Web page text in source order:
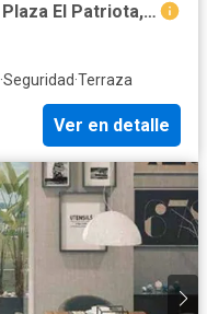
Departamentos en Venta Zona Plaza El Patriota, Monterrey, N.L.
·Seguridad·Terraza
Ver en detalle